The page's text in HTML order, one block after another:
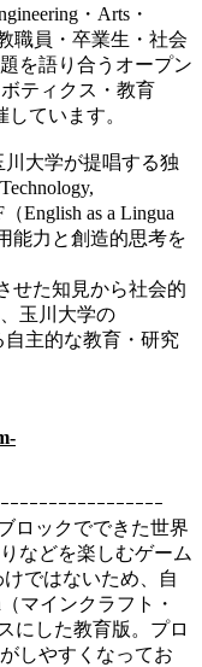
・Arts・
職員・卒業生・社会
を語り合うオープン
ティクス・教育
ています。
大学が提唱する独
English as a Lingua
能力と創造的思考を
せた知見から社会的
玉川大学の
自主的な教育・研究
ｰｰｰｰｰｰｰｰｰｰｰｰｰｰｰｰ
ロックでできた世界
などを楽しむゲーム
ではないため、自
マインクラフト・
にした教育版。プロ
しやすくなってお